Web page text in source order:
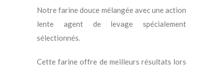
Notre farine douce mélangée avec une action
lente agent de levage spécialement
sélectionnés.
Cette farine offre de meilleurs résultats lors